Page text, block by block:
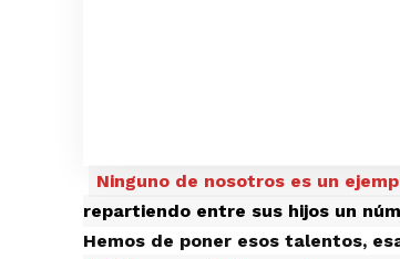
Ninguno de nosotros es un
repartiendo entre sus hijos un
Hemos de poner esos talentos,